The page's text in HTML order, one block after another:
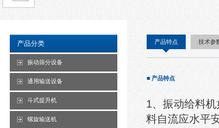
产品分类
振动筛分设备
通用输送设备
斗式提升机
螺旋输送机
产品特点 技术参
■ 产品特点
1、振动给料
料自流应水平